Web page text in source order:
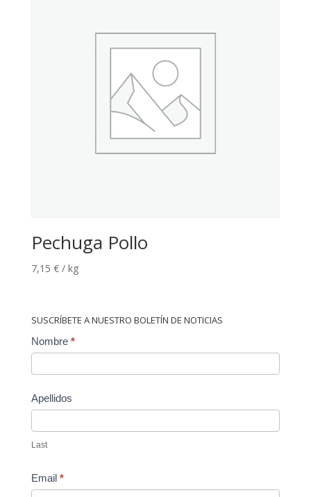
Pechuga Pollo
7,15 € / kg
SUSCRÍBETE A NUESTRO BOLETÍN DE NOTICIAS
Contact
Nombre *
Apellidos
Last
Email *